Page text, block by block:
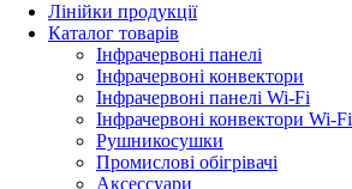
Лінійки продукції
Каталог товарів
Інфрачервоні панелі
Інфрачервоні конвектори
Інфрачервоні панелі Wi-Fi
Інфрачервоні конвектори Wi-Fi
Рушникосушки
Промислові обігрівачі
Аксессуари